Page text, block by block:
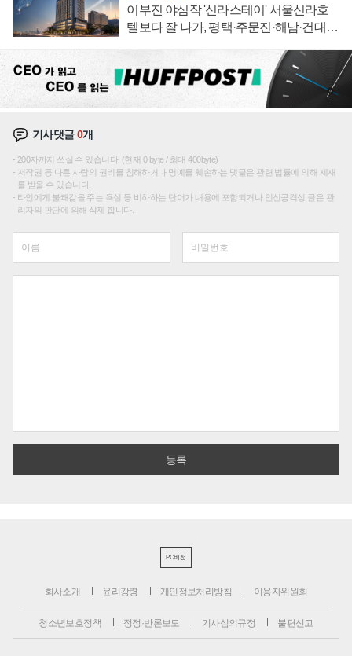
이부진 야심작 '신라스테이' 서울신라호
텔보다 잘 나가, 평택·주문진·해남·건대로
기사댓글0개
200자까지 쓰실 수 있습니다. (현재 0 byte / 최대 400byte)
저작권 등 다른 사람의 권리를 침해하거나 명예를 훼손하는 댓글은 관련 법률에 의해 제재
를 받을 수 있습니다.
타인에게 불쾌감을 주는 욕설 등 비하하는 단어가 내용에 포함되거나 인신공격성 글은 관
리자의 판단에 의해 삭제 합니다.
PC버전
회사소개 윤리강령 개인정보처리방침 이용자위원회
청소년보호정책 정정·반론보도 기사심의규정 불편신고